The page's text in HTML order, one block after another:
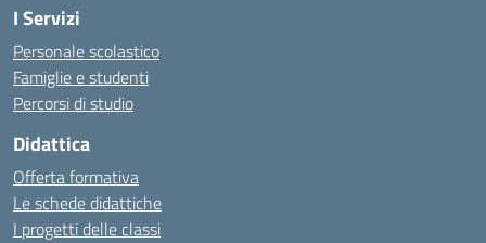
I Servizi
Personale scolastico
Famiglie e studenti
Percorsi di studio
Didattica
Offerta formativa
Le schede didattiche
I progetti delle classi